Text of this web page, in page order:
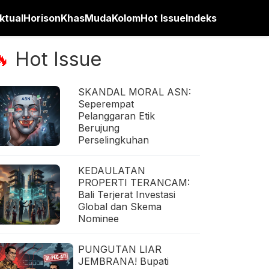
HorisonKhasMudaKolomHot IssueIndeks
Hot Issue
SKANDAL MORAL ASN:
Seperempat
Pelanggaran Etik
Berujung
Perselingkuhan
KEDAULATAN
PROPERTI TERANCAM:
Bali Terjerat Investasi
Global dan Skema
Nominee
PUNGUTAN LIAR
JEMBRANA! Bupati